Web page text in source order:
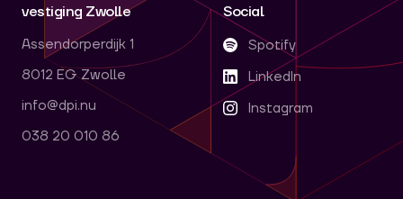
vestiging Zwolle
Assendorperdijk 1
8012 EG Zwolle
info@dpi.nu
038 20 010 86
Social
Spotify
LinkedIn
Instagram